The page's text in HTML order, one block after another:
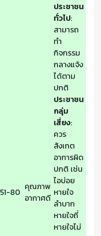
51-80 คุณภาพ
อากาศดี
ประชาชน
ทั่วไป:
สามารถ
ทำ
กิจกรรม
กลางแจ้ง
ได้ตาม
ปกติ
ประชาชน
กลุ่ม
เสี่ยง:
ควร
สังเกต
อาการผิด
ปกติ เช่น
ไอบ่อย
หายใจ
ลำบาก
หายใจถี่
หายใจไม่